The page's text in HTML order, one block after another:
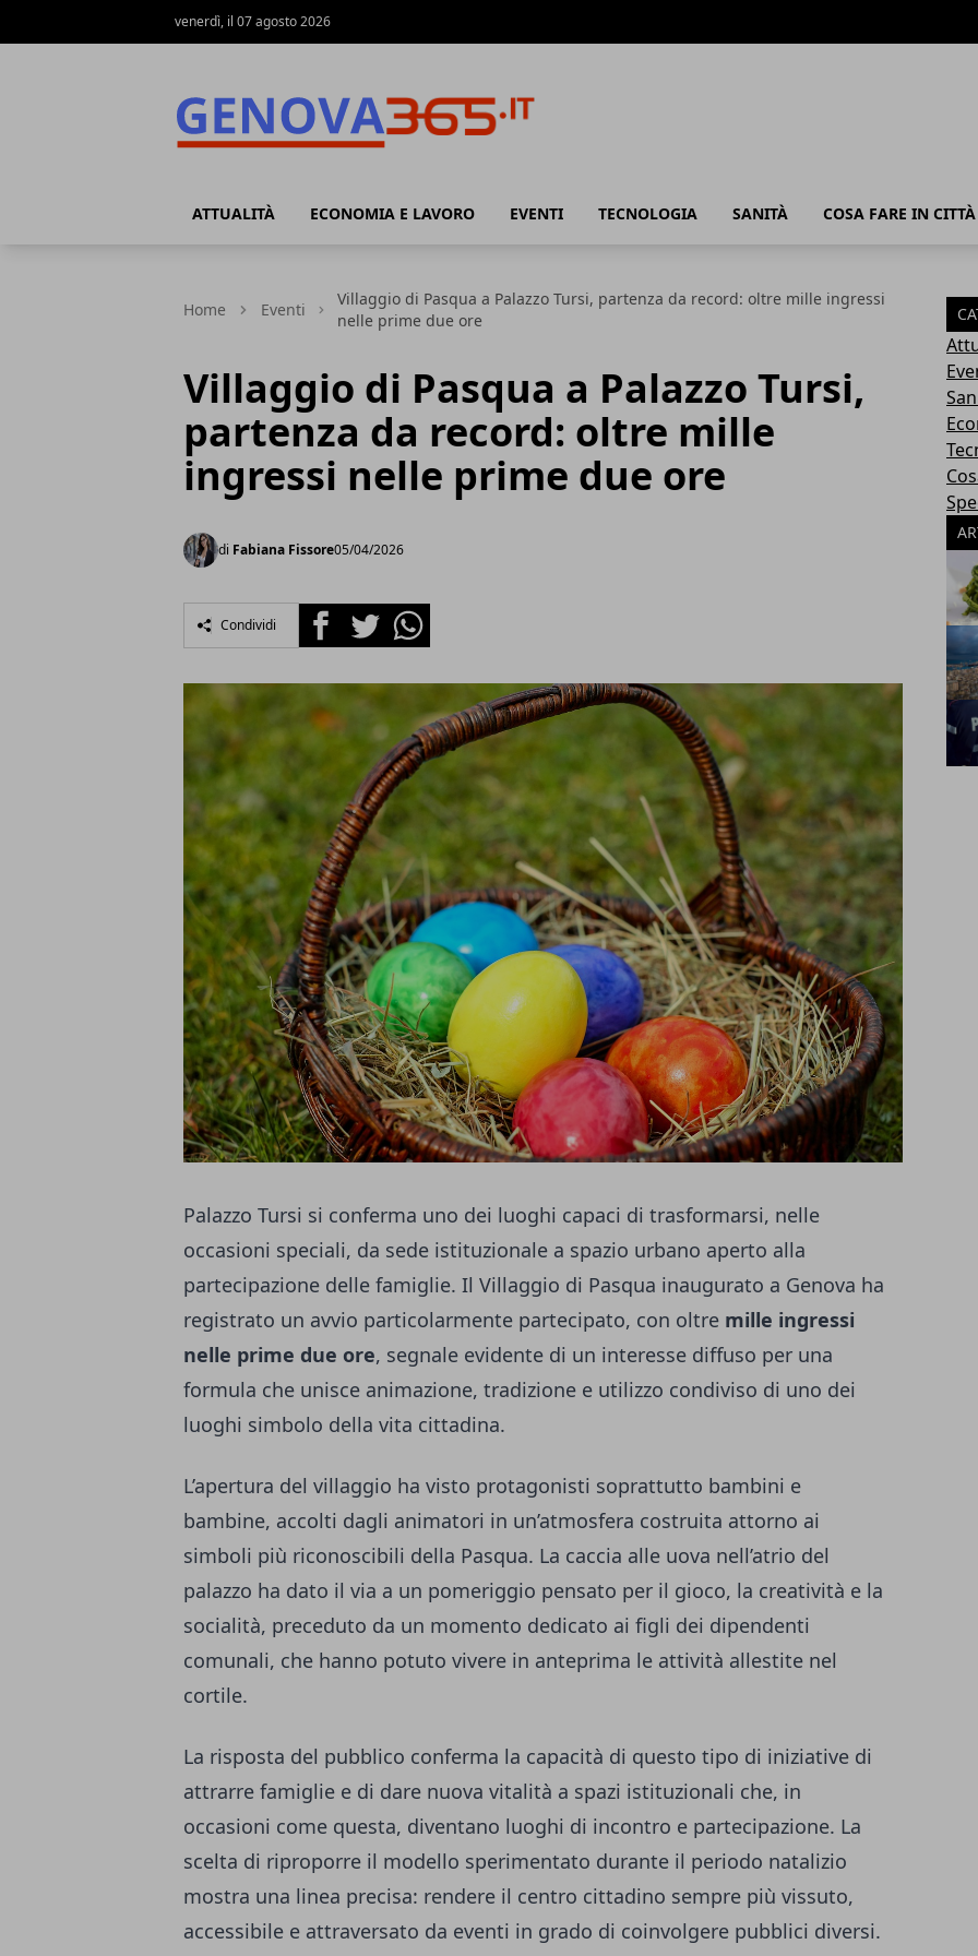
venerdì, il 07 agosto 2026
ATTUALITÀ ECONOMIA E LAVORO EVENTI TECNOLOGIA SANITÀ COSA FARE IN CITTÀ
Home Eventi
Villaggio di Pasqua a Palazzo Tursi, partenza da record: oltre mille ingressi
nelle prime due ore
Villaggio di Pasqua a Palazzo Tursi,
partenza da record: oltre mille
ingressi nelle prime due ore
di Fabiana Fissore05/04/2026
Condividi FacebookTwitterWhatsapp
Palazzo Tursi si conferma uno dei luoghi capaci di trasformarsi, nelle
occasioni speciali, da sede istituzionale a spazio urbano aperto alla
partecipazione delle famiglie. Il Villaggio di Pasqua inaugurato a Genova ha
registrato un avvio particolarmente partecipato, con oltre mille ingressi
nelle prime due ore, segnale evidente di un interesse diffuso per una
formula che unisce animazione, tradizione e utilizzo condiviso di uno dei
luoghi simbolo della vita cittadina.
L’apertura del villaggio ha visto protagonisti soprattutto bambini e
bambine, accolti dagli animatori in un’atmosfera costruita attorno ai
simboli più riconoscibili della Pasqua. La caccia alle uova nell’atrio del
palazzo ha dato il via a un pomeriggio pensato per il gioco, la creatività e la
socialità, preceduto da un momento dedicato ai figli dei dipendenti
comunali, che hanno potuto vivere in anteprima le attività allestite nel
cortile.
La risposta del pubblico conferma la capacità di questo tipo di iniziative di
attrarre famiglie e di dare nuova vitalità a spazi istituzionali che, in
occasioni come questa, diventano luoghi di incontro e partecipazione. La
scelta di riproporre il modello sperimentato durante il periodo natalizio
mostra una linea precisa: rendere il centro cittadino sempre più vissuto,
accessibile e attraversato da eventi in grado di coinvolgere pubblici diversi.